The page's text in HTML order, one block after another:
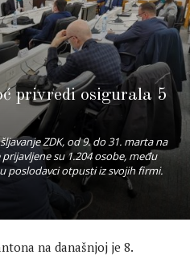
privredi osigurala 5
ZDK, od 9. do 31. marta na
su 1.204 osobe, među
poslodavci otpusti iz svojih firmi.
na današnjoj je 8.